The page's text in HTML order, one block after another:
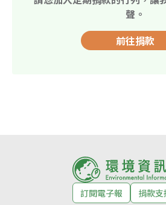
聲。
前往捐款
訂閱電子報 捐款支